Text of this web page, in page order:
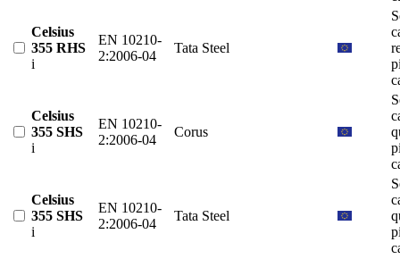
Celsius
355 RHS
i
EN 10210-
2:2006-04
Tata Steel
Celsius
355 SHS
i
EN 10210-
2:2006-04
Corus
Celsius
355 SHS
i
EN 10210-
2:2006-04
Tata Steel